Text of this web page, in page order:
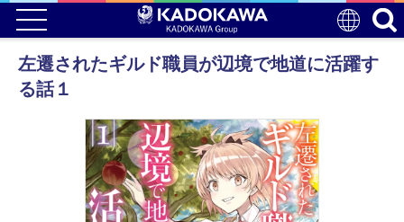
左遷されたギルド職員が辺境で地道に活躍す
る話１